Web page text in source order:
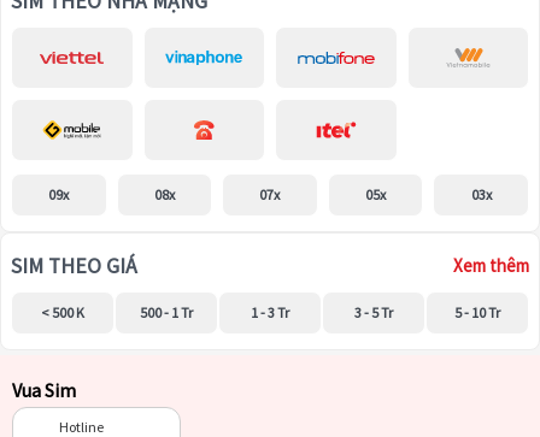
09x 08x 07x 05x 03x
SIM THEO GIÁ Xem thêm
< 500 K 500 - 1 Tr 1 - 3 Tr 3 - 5 Tr 5 - 10 Tr
Vua Sim
Hotline